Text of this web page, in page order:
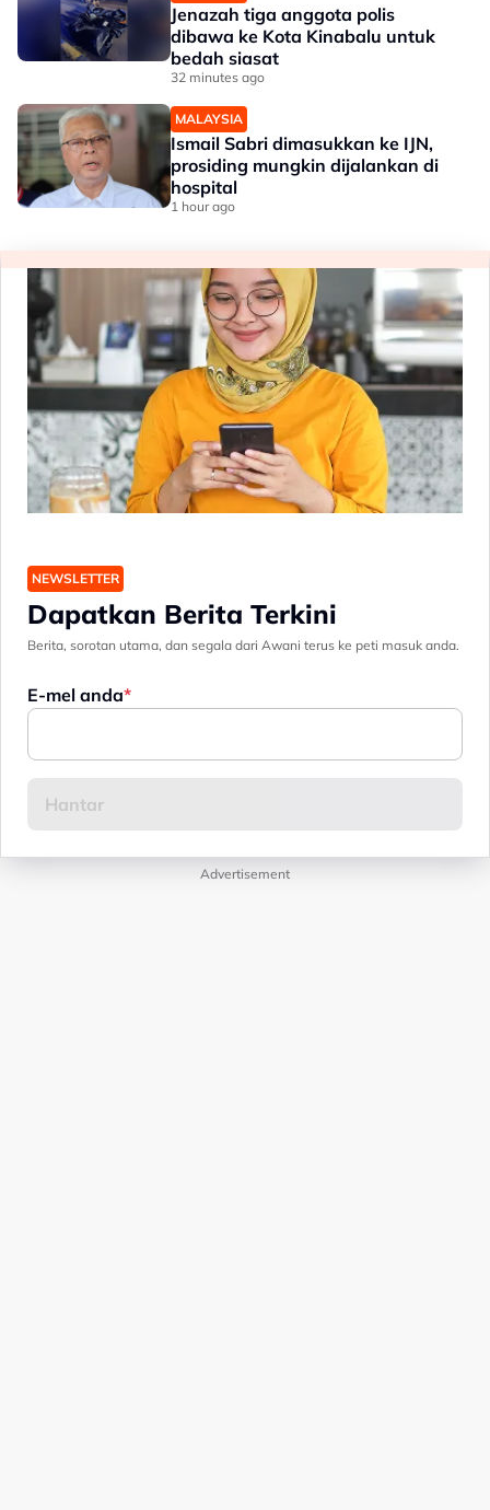
Jenazah tiga anggota polis
dibawa ke Kota Kinabalu untuk
bedah siasat
32 minutes ago
MALAYSIA
Ismail Sabri dimasukkan ke IJN,
prosiding mungkin dijalankan di
hospital
1 hour ago
NEWSLETTER
Dapatkan Berita Terkini
Berita, sorotan utama, dan segala dari Awani terus ke peti masuk anda.
E-mel anda
Advertisement